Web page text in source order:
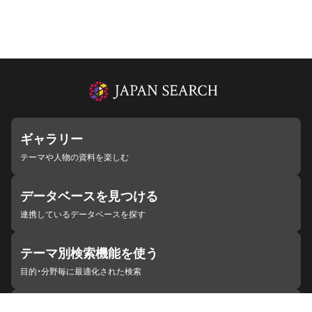
ギャラリー
テーマや人物の資料を楽しむ
データベースを見つける
連携しているデータベースを探す
テーマ別検索機能を使う
目的・分野毎に最適化された検索